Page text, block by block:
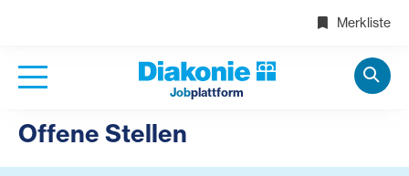
Merkliste
Jobplattform
Offene Stellen